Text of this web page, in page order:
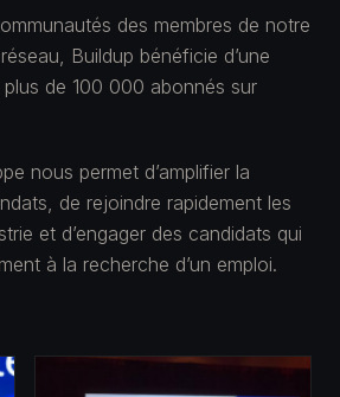
des membres de notre
Buildup bénéficie d’une
de 100 000 abonnés sur
nous permet d’amplifier la
de rejoindre rapidement les
et d’engager des candidats qui
à la recherche d’un emploi.